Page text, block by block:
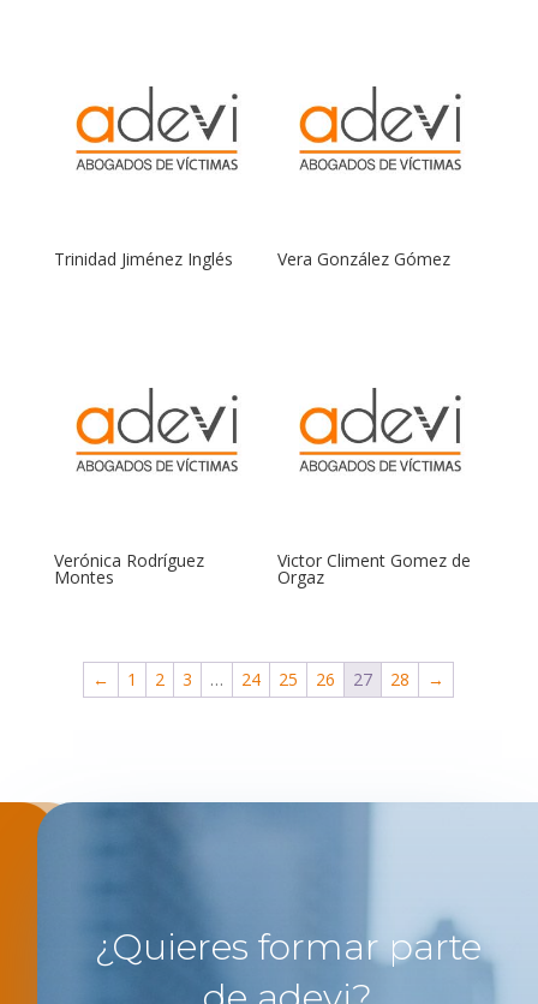
Trinidad Jiménez Inglés Vera González Gómez
Verónica Rodríguez
Montes
Victor Climent Gomez de
Orgaz
← 1 2 3 … 24 25 26 27 28 →
¿Quieres formar parte